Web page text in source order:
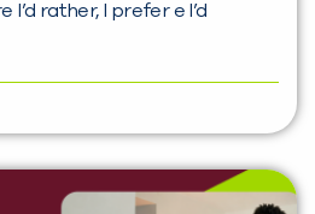
rather, I prefer e I’d